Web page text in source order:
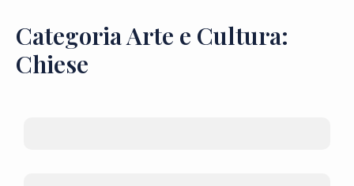
Categoria Arte e Cultura:
Chiese